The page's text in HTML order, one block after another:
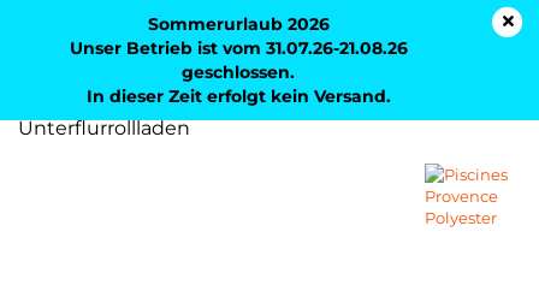
Sommerurlaub 2026
Unser Betrieb ist vom 31.07.26-21.08.26
geschlossen.
In dieser Zeit erfolgt kein Versand.
GFK Pool Orlando 8 | 900x368x148cm mit
Unterflurrollladen